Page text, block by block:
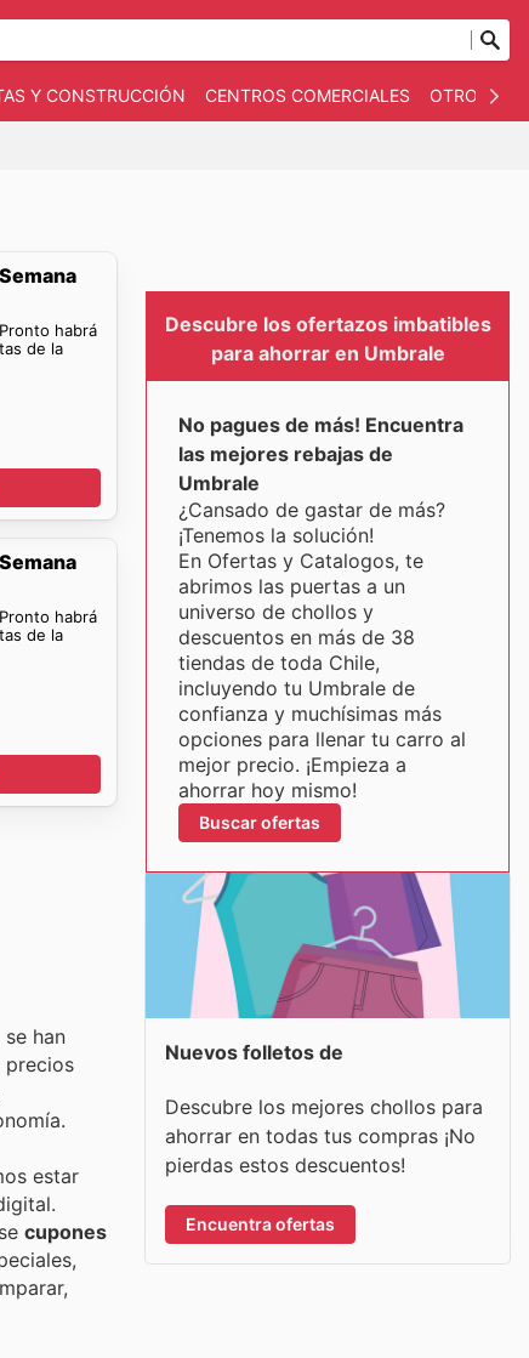
Y CONSTRUCCIÓN CENTROS COMERCIALES OTROS
habrá
de la
habrá
de la
han
precios
estar
cupones
Descubre los ofertazos imbatibles
para ahorrar en Umbrale
No pagues de más! Encuentra
las mejores rebajas de
Umbrale
¿Cansado de gastar de más?
¡Tenemos la solución!
En Ofertas y Catalogos, te
abrimos las puertas a un
universo de chollos y
descuentos en más de 38
tiendas de toda Chile,
incluyendo tu Umbrale de
confianza y muchísimas más
opciones para llenar tu carro al
mejor precio. ¡Empieza a
ahorrar hoy mismo!
Buscar ofertas
Nuevos folletos de
Descubre los mejores chollos para
ahorrar en todas tus compras ¡No
pierdas estos descuentos!
Encuentra ofertas